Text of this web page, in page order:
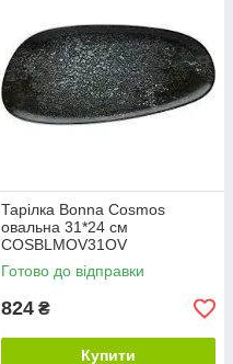
Тарілка Bonna Cosmos
овальна 31*24 см
COSBLMOV31OV
Готово до відправки
824 ₴
Купити